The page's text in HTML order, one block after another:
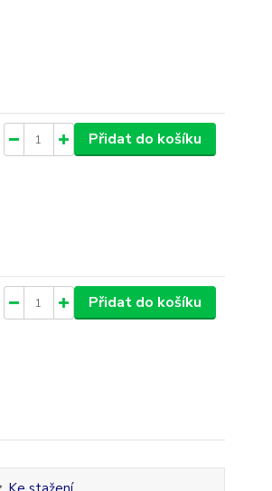
Přidat do košíku
Přidat do košíku